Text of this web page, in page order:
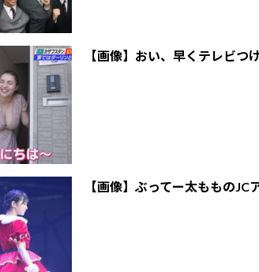
【画像】おい、早くテレビ
【画像】ぶってー太ももの